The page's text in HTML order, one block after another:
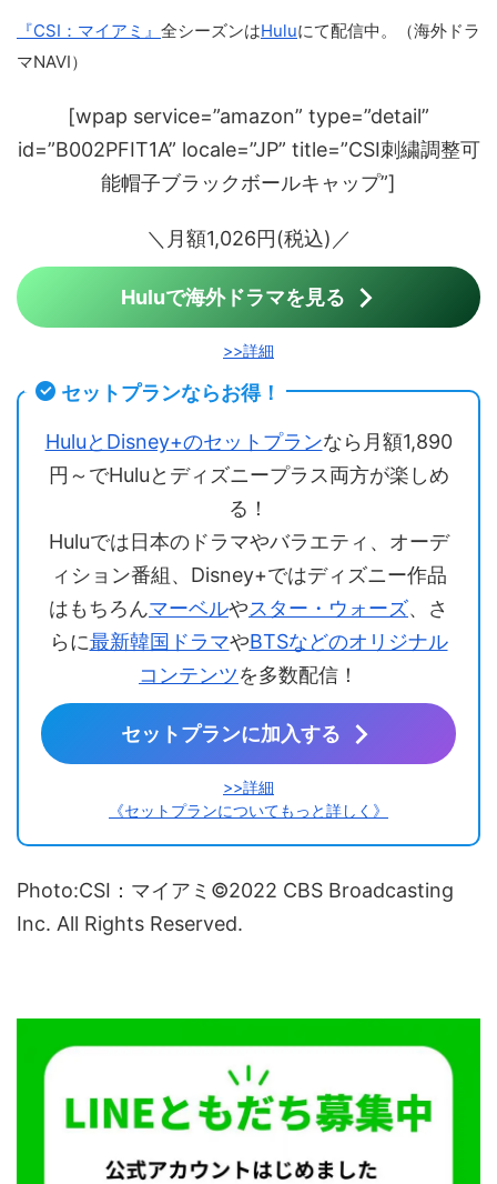
『CSI：マイアミ』 全シーズンはHuluにて配信中。（海外ドラ
マNAVI）
[wpap service=”amazon” type=”detail”
id=”B002PFIT1A” locale=”JP” title=”CSI刺繍調整可
能帽子ブラックボールキャップ”]
＼月額1,026円(税込)／
Huluで海外ドラマを見る
>>詳細
セットプランならお得！
HuluとDisney+のセットプランなら月額1,890
円～でHuluとディズニープラス両方が楽しめ
る！
Huluでは日本のドラマやバラエティ、オーデ
ィション番組、Disney+ではディズニー作品
はもちろんマーベルやスター・ウォーズ、さ
らに最新韓国ドラマやBTSなどのオリジナル
コンテンツを多数配信！
セットプランに加入する
>>詳細
《セットプランについてもっと詳しく》
Photo:CSI：マイアミ©2022 CBS Broadcasting
Inc. All Rights Reserved.